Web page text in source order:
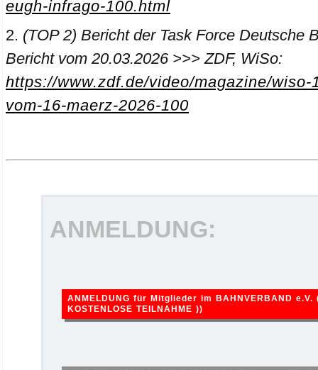
eugh-infrago-100.html
(TOP 2) Bericht der Task Force Deutsche
Bericht vom 20.03.2026 >>> ZDF, WiSo:
https://www.zdf.de/video/magazine/wiso-
vom-16-maerz-2026-100
ANMELDUNG:
ANMELDUNG für Mitglieder im BAHNVERBAND e.V.
KOSTENLOSE TEILNAHME ))